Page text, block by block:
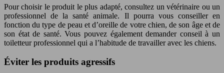
Pour choisir le produit le plus adapté, consultez un vétérinaire ou un
professionnel de la santé animale. Il pourra vous conseiller en
fonction du type de peau et d’oreille de votre chien, de son âge et de
son état de santé. Vous pouvez également demander conseil à un
toiletteur professionnel qui a l’habitude de travailler avec les chiens.
Éviter les produits agressifs